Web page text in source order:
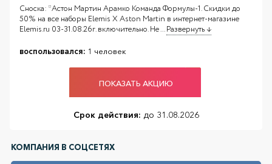
КОМПАНИЯ В СОЦСЕТЯХ
Сноска: *Астон Мартин Арамко Команда Формулы-1. Скидки до
50% на все наборы Elemis X Aston Martin в интернет-магазине
Elemis.ru 03-31.08.26г. включительно. Не...Развернуть ↓
воспользовался: 1 человек
ПОКАЗАТЬ АКЦИЮ
Срок действия: до 31.08.2026